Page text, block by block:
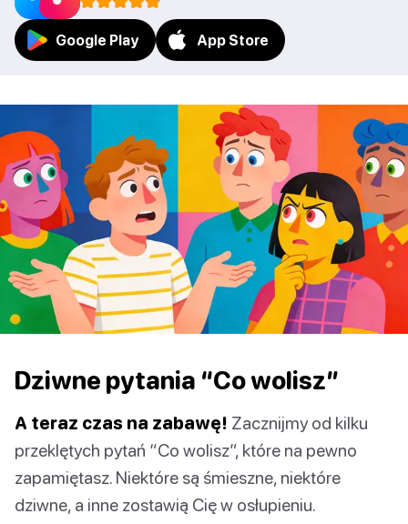
Google Play App Store
Dziwne pytania “Co wolisz”
A teraz czas na zabawę! Zacznijmy od kilku
przeklętych pytań “Co wolisz”, które na pewno
zapamiętasz. Niektóre są śmieszne, niektóre
dziwne, a inne zostawią Cię w osłupieniu.